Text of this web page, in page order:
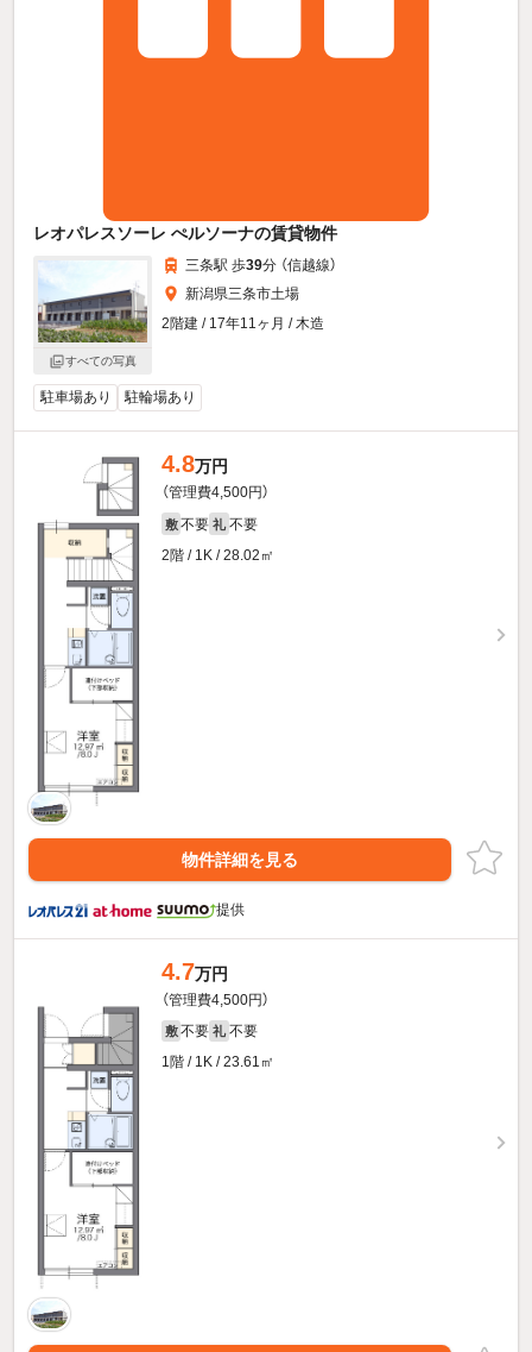
レオパレスソーレ ぺルソーナの賃貸物件
すべての写真
三条駅 歩39分 （信越線）
新潟県三条市土場
2階建 / 17年11ヶ月 / 木造
駐車場あり 駐輪場あり
4.8万円
（管理費4,500円）
敷 不要 礼 不要
2階 / 1K / 28.02㎡
物件詳細を見る
提供
4.7万円
（管理費4,500円）
敷 不要 礼 不要
1階 / 1K / 23.61㎡